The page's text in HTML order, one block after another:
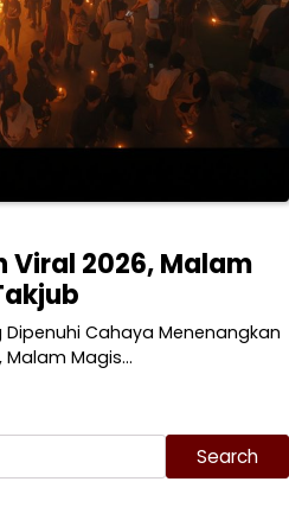
Viral 2026, Malam
Dipenuhi Cahaya Menenangkan
Malam Magis…
Search